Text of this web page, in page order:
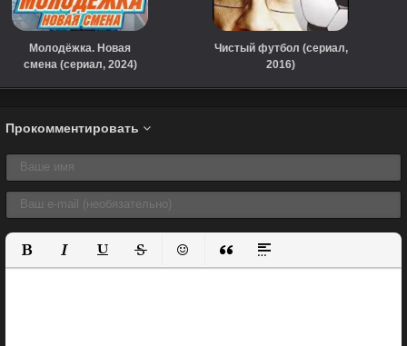
Молодёжка. Новая
смена (сериал, 2024)
Чистый футбол (сериал,
2016)
Прокомментировать
Полужирный
КурсивПодчеркнутый
ЗачеркнутыйВставить смайлик
Вставка цитаты
Вставка спойлера